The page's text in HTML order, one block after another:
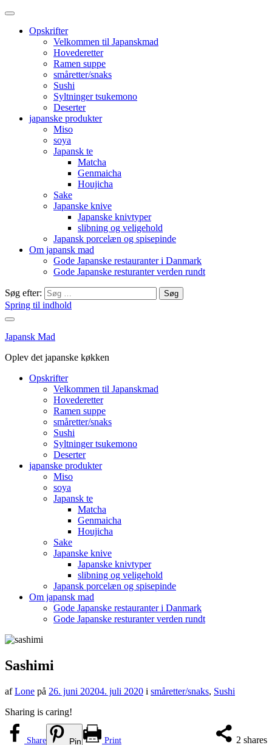
Opskrifter
Velkommen til Japanskmad
Hovederetter
Ramen suppe
småretter/snaks
Sushi
Syltninger tsukemono
Deserter
japanske produkter
Miso
soya
Japansk te
Matcha
Genmaicha
Houjicha
Sake
Japanske knive
Japanske knivtyper
slibning og veligehold
Japansk porcelæn og spisepinde
Om japansk mad
Gode Japanske restauranter i Danmark
Gode Japanske resturanter verden rundt
Søg efter:
Spring til indhold
Japansk Mad
Oplev det japanske køkken
Opskrifter
Velkommen til Japanskmad
Hovederetter
Ramen suppe
småretter/snaks
Sushi
Syltninger tsukemono
Deserter
japanske produkter
Miso
soya
Japansk te
Matcha
Genmaicha
Houjicha
Sake
Japanske knive
Japanske knivtyper
slibning og veligehold
Japansk porcelæn og spisepinde
Om japansk mad
Gode Japanske restauranter i Danmark
Gode Japanske resturanter verden rundt
Sashimi
afLone på 26. juni 20204. juli 2020 i småretter/snaks, Sushi
Sharing is caring!
2 shares
Share Pin Print